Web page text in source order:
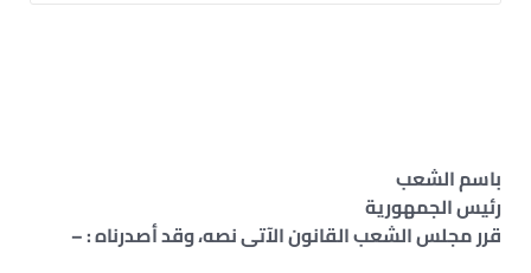
باسم الشعب
رئيس الجمهورية
قرر مجلس الشعب القانون الآتى نصه، وقد أصدرناه : –